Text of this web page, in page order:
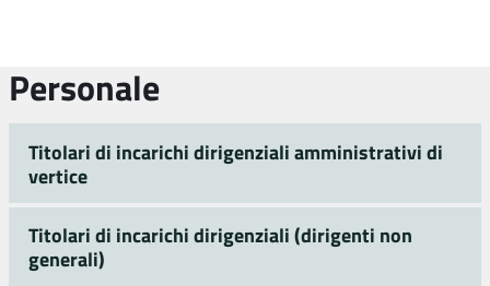
Personale
Titolari di incarichi dirigenziali amministrativi di
vertice
Titolari di incarichi dirigenziali (dirigenti non
generali)